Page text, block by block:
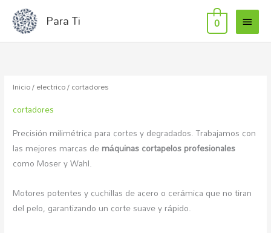
contenido
Para Ti 0
Inicio/electrico/ cortadores
cortadores
Precisión milimétrica para cortes y degradados. Trabajamos con
las mejores marcas demáquinas cortapelos profesionales
como Moser y Wahl.
Motores potentes y cuchillas de acero o cerámica que no tiran
del pelo, garantizando un corte suave y rápido.